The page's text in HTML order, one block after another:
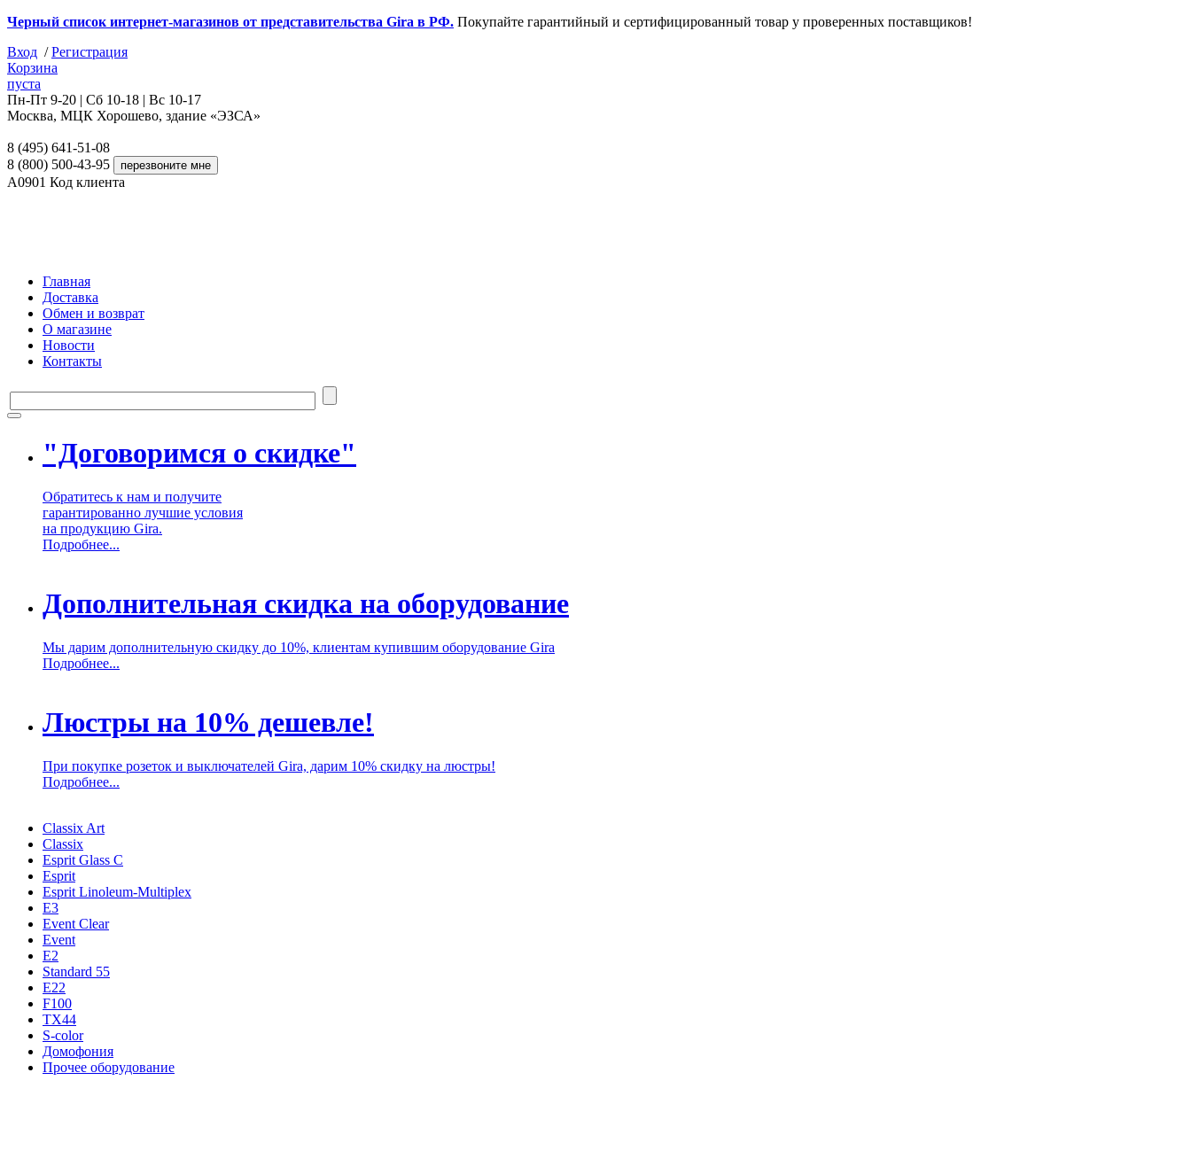
Черный список интернет-магазинов от представительства Gira в РФ. Покупайте гарантийный и сертифицированный товар у проверенных поставщиков!
Вход /Регистрация
Корзина
пуста
Пн-Пт 9-20 | Сб 10-18 | Вс 10-17
Москва, МЦК Хорошево, здание «ЭЗСА»
8 (495) 641-51-08
8 (800) 500-43-95
A0901 Код клиента
Главная
Доставка
Обмен и возврат
О магазине
Новости
Контакты
"Договоримся о скидке"
Обратитесь к нам и получите
гарантированно лучшие условия
на продукцию Gira.
Подробнее...
Дополнительная скидка на оборудование
Мы дарим дополнительную скидку до 10%, клиентам купившим оборудование Gira
Подробнее...
Люстры на 10% дешевле!
При покупке розеток и выключателей Gira, дарим 10% скидку на люстры!
Подробнее...
Classix Art
Classix
Esprit Glass C
Esprit
Esprit Linoleum-Multiplex
E3
Event Clear
Event
E2
Standard 55
E22
F100
TX44
S-color
Домофония
Прочее оборудование